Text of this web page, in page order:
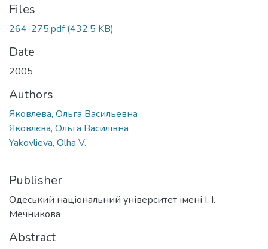
Files
264-275.pdf(432.5 KB)
Date
2005
Authors
Яковлева, Ольга Васильевна
Яковлєва, Ольга Василівна
Yakovlieva, Olha V.
Publisher
Одеський національний університет імені І. І.
Мечникова
Abstract